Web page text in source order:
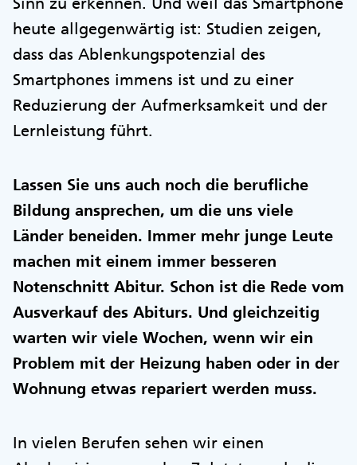
heute allgegenwärtig ist: Studien zeigen,
dass das Ablenkungspotenzial des
Smartphones immens ist und zu einer
Reduzierung der Aufmerksamkeit und der
Lernleistung führt.
Lassen Sie uns auch noch die berufliche
Bildung ansprechen, um die uns viele
Länder beneiden. Immer mehr junge Leute
machen mit einem immer besseren
Notenschnitt Abitur. Schon ist die Rede vom
Ausverkauf des Abiturs. Und gleichzeitig
warten wir viele Wochen, wenn wir ein
Problem mit der Heizung haben oder in der
Wohnung etwas repariert werden muss.
In vielen Berufen sehen wir einen